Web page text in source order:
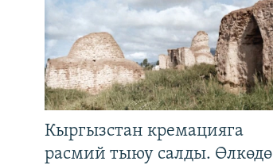
Кыргызстан кремацияга
расмий тыюу салды. Өлкөдө